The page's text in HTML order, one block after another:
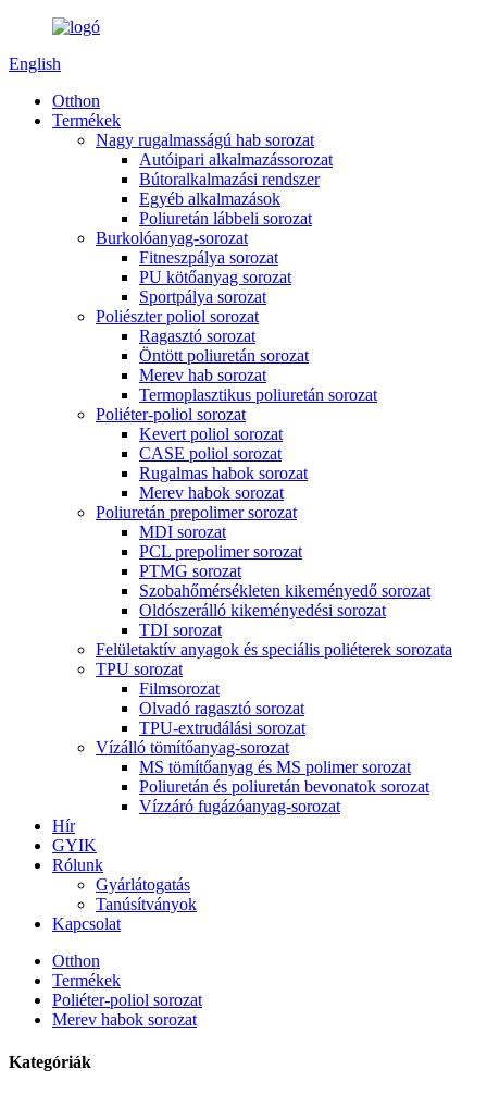
English
Otthon
Termékek
Nagy rugalmasságú hab sorozat
Autóipari alkalmazássorozat
Bútoralkalmazási rendszer
Egyéb alkalmazások
Poliuretán lábbeli sorozat
Burkolóanyag-sorozat
Fitneszpálya sorozat
PU kötőanyag sorozat
Sportpálya sorozat
Poliészter poliol sorozat
Ragasztó sorozat
Öntött poliuretán sorozat
Merev hab sorozat
Termoplasztikus poliuretán sorozat
Poliéter-poliol sorozat
Kevert poliol sorozat
CASE poliol sorozat
Rugalmas habok sorozat
Merev habok sorozat
Poliuretán prepolimer sorozat
MDI sorozat
PCL prepolimer sorozat
PTMG sorozat
Szobahőmérsékleten kikeményedő sorozat
Oldószerálló kikeményedési sorozat
TDI sorozat
Felületaktív anyagok és speciális poliéterek sorozata
TPU sorozat
Filmsorozat
Olvadó ragasztó sorozat
TPU-extrudálási sorozat
Vízálló tömítőanyag-sorozat
MS tömítőanyag és MS polimer sorozat
Poliuretán és poliuretán bevonatok sorozat
Vízzáró fugázóanyag-sorozat
Hír
GYIK
Rólunk
Gyárlátogatás
Tanúsítványok
Kapcsolat
Otthon
Termékek
Poliéter-poliol sorozat
Merev habok sorozat
Kategóriák